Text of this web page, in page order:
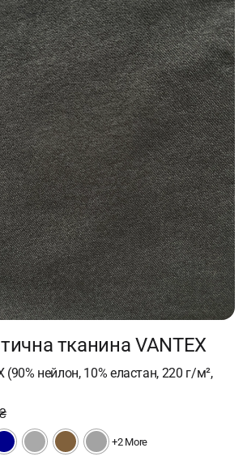
тканина VANTEX
(90% нейлон, 10% еластан, 220 г/м²,
₴
+2 More